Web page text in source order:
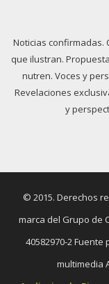
Noticias confirmadas.
que ilustran.
nutren. Voces y
Revelaciones
y
© 2015. Derechos
marca del Grupo de
40582970-2
multimedia